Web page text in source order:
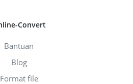
Convert
Bantuan
Blog
Format file